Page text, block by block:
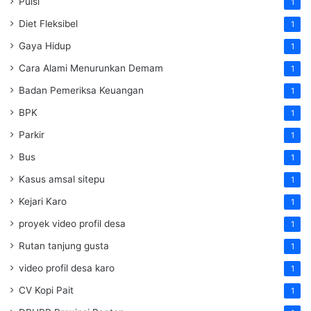
1
Diet Fleksibel 1
Gaya Hidup 1
Cara Alami Menurunkan Demam 1
Badan Pemeriksa Keuangan 1
BPK 1
Parkir 1
Bus 1
Kasus amsal sitepu 1
Kejari Karo 1
proyek video profil desa 1
Rutan tanjung gusta 1
video profil desa karo 1
CV Kopi Pait 1